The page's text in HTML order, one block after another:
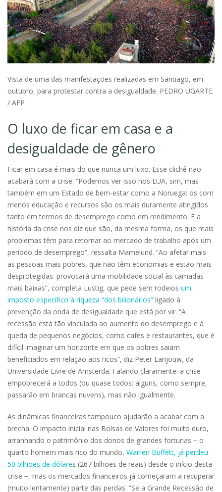
Vista de uma das manifestações realizadas em Santiago, em
outubro, para protestar contra a desigualdade. PEDRO UGARTE
/ AFP
O luxo de ficar em casa e a
desigualdade de gênero
Ficar em casa é mais do que nunca um luxo. Esse clichê não
acabará com a crise. “Podemos ver isso nos EUA, sim, mas
também em um Estado de bem-estar como a Noruega: os com
menos educação e recursos são os mais duramente atingidos
tanto em termos de desemprego como em rendimento. E a
história da crise nos diz que são, da mesma forma, os que mais
problemas têm para retornar ao mercado de trabalho após um
período de desemprego”, ressalta Mamelund. “Ao afetar mais
as pessoas mais pobres, que não têm economias e estão mais
desprotegidas: provocará uma mobilidade social às camadas
mais baixas”, completa Lustig, que pede sem rodeios um
imposto específico à riqueza “dos bilionários” ligado à
prevenção da onda de desigualdade que está por vir. “A
recessão está tão vinculada ao aumento do desemprego e à
queda de pequenos negócios, como cafés e restaurantes, que é
difícil imaginar um horizonte em que os pobres saiam
beneficiados em relação aos ricos”, diz Peter Lanjouw, da
Universidade Livre de Amsterdã. Falando claramente: a crise
empobrecerá a todos (ou quase todos: alguns, como sempre,
passarão em brancas nuvens), mas não igualmente.
As dinâmicas financeiras tampouco ajudarão a acabar com a
brecha. O impacto inicial nas Bolsas de Valores foi muito duro,
arranhando o patrimônio dos donos de grandes fortunas − o
quarto homem mais rico do mundo, Warren Buffett, já perdeu
50 bilhões de dólares (267 bilhões de reais) desde o início desta
crise −, mas os mercados financeiros já começaram a recuperar
(muito lentamente) parte das perdas. “Se a Grande Recessão de